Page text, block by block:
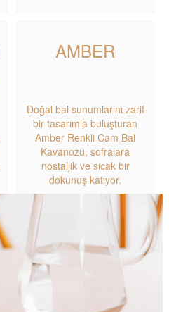
AMBER
Doğal bal sunumlarını zarif
bir tasarımla buluşturan
Amber Renkli Cam Bal
Kavanozu, sofralara
nostaljik ve sıcak bir
dokunuş katıyor.